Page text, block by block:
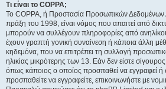
Τι είναι το COPPA;
Το COPPA, ή Προστασία Προσωπικών Δεδομένων
πράξη του 1998, είναι νόμος που απαιτεί από
μπορούν να συλλέγουν πληροφορίες από
έχουν γραπτή γονική συναίνεση ή κάποια άλλη
κηδεμόνα, που να επιτρέπει τη συλλογή
ηλικίας μικρότερης των 13. Εάν δεν είστε
όπως κάποιος ο οποίος προσπαθεί να εγγραφεί ή
προσπαθείτε να εγγραφείτε, επικοινωνήστε με